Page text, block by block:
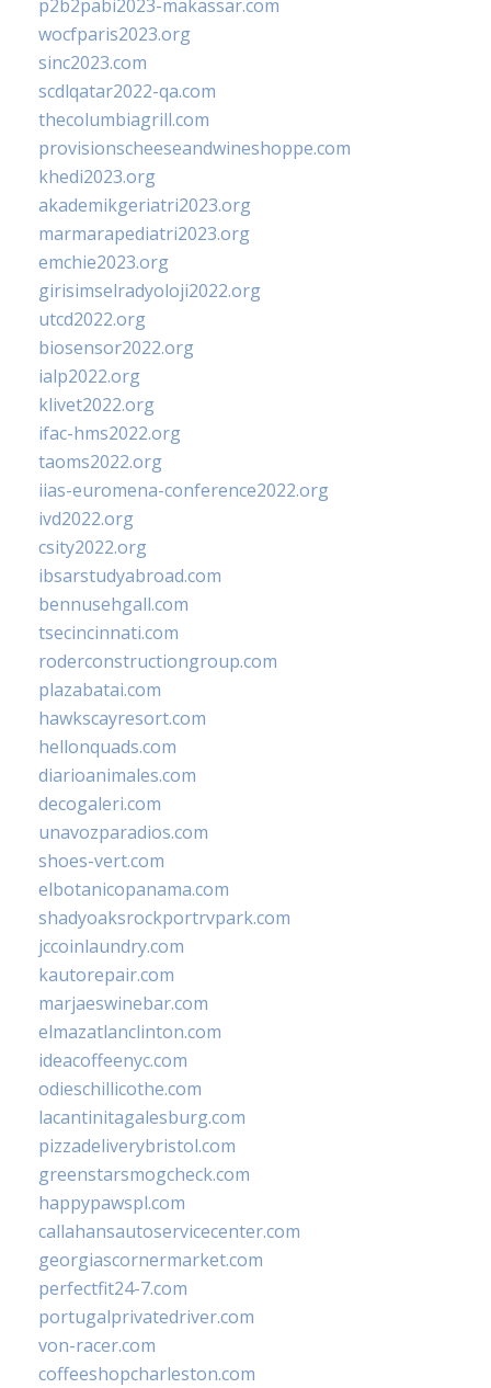
p2b2pabi2023-makassar.com
wocfparis2023.org
sinc2023.com
scdlqatar2022-qa.com
thecolumbiagrill.com
provisionscheeseandwineshoppe.com
khedi2023.org
akademikgeriatri2023.org
marmarapediatri2023.org
emchie2023.org
girisimselradyoloji2022.org
utcd2022.org
biosensor2022.org
ialp2022.org
klivet2022.org
ifac-hms2022.org
taoms2022.org
iias-euromena-conference2022.org
ivd2022.org
csity2022.org
ibsarstudyabroad.com
bennusehgall.com
tsecincinnati.com
roderconstructiongroup.com
plazabatai.com
hawkscayresort.com
hellonquads.com
diarioanimales.com
decogaleri.com
unavozparadios.com
shoes-vert.com
elbotanicopanama.com
shadyoaksrockportrvpark.com
jccoinlaundry.com
kautorepair.com
marjaeswinebar.com
elmazatlanclinton.com
ideacoffeenyc.com
odieschillicothe.com
lacantinitagalesburg.com
pizzadeliverybristol.com
greenstarsmogcheck.com
happypawspl.com
callahansautoservicecenter.com
georgiascornermarket.com
perfectfit24-7.com
portugalprivatedriver.com
von-racer.com
coffeeshopcharleston.com